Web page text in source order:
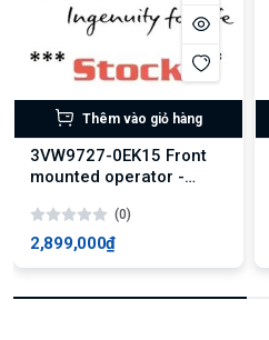
Thêm vào giỏ hàng
3VW9727-0EK15 Front
mounted operator -
(0)
2,899,000₫